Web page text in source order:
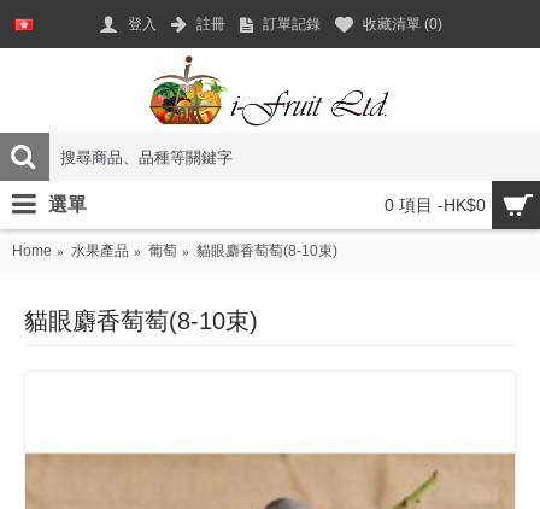
登入 註冊 訂單記錄 收藏清單 (0)
0 項目 -HK$0
選單
Home 水果產品 葡萄 貓眼麝香萄萄(8-10束)
貓眼麝香萄萄(8-10束)